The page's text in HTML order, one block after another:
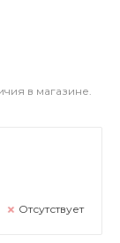
в магазине.
Отсутствует